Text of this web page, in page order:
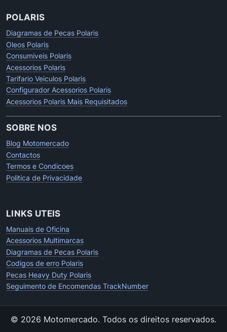
POLARIS
Diagramas de Pecas Polaris
Oleos Polaris
Consumiveis Polaris
Acessorios Polaris
Tarifario Veiculos Polaris
Configurador Acessorios Polaris
Acessorios Polaris Mais Requisitados
SOBRE NOS
Blog Motomercado
Contactos
Termos e Condicoes
Politica de Privacidade
LINKS UTEIS
Manuais de Oficina
Acessorios Multimarcas
Diagramas de Pecas Polaris
Codigos de erro Polaris
Pecas Heavy Duty Polaris
Seguimento de Encomendas TrackNumber
© 2026 Motomercado. Todos os direitos reservados.